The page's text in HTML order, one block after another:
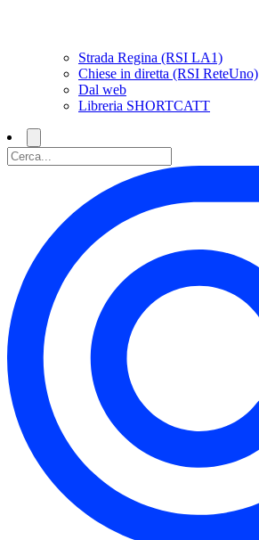
Strada Regina (RSI LA1)
Chiese in diretta (RSI ReteUno)
Dal web
Libreria SHORTCATT